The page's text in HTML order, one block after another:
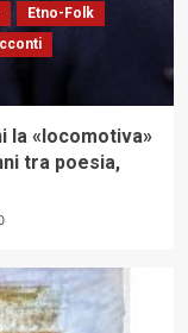
Etno-Folk
la «locomotiva»
tra poesia,